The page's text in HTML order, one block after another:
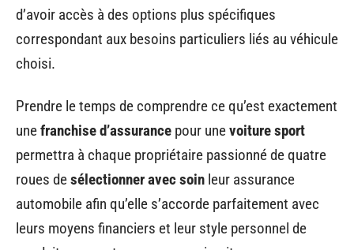
d’avoir accès à des options plus spécifiques
correspondant aux besoins particuliers liés au véhicule
choisi.
Prendre le temps de comprendre ce qu’est exactement
unefranchise d’assurance pour unevoiture sport
permettra à chaque propriétaire passionné de quatre
roues desélectionner avec soin leur assurance
automobile afin qu’elle s’accorde parfaitement avec
leurs moyens financiers et leur style personnel de